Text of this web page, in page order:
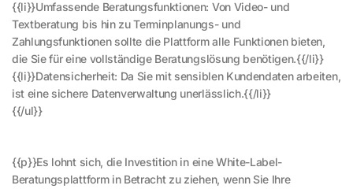
{{li}}Umfassende Beratungsfunktionen: Von Video- und
Textberatung bis hin zu Terminplanungs- und
Zahlungsfunktionen sollte die Plattform alle Funktionen bieten,
die Sie für eine vollständige Beratungslösung benötigen.{{/li}}
{{li}}Datensicherheit: Da Sie mit sensiblen Kundendaten arbeiten,
ist eine sichere Datenverwaltung unerlässlich.{{/li}}
{{/ul}}
{{p}}Es lohnt sich, die Investition in eine White-Label-
Beratungsplattform in Betracht zu ziehen, wenn Sie Ihre